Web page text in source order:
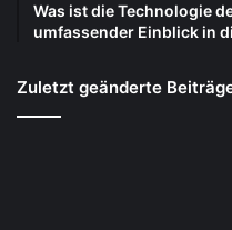
Was ist die Technologie
umfassender Einblick in
Zuletzt geänderte